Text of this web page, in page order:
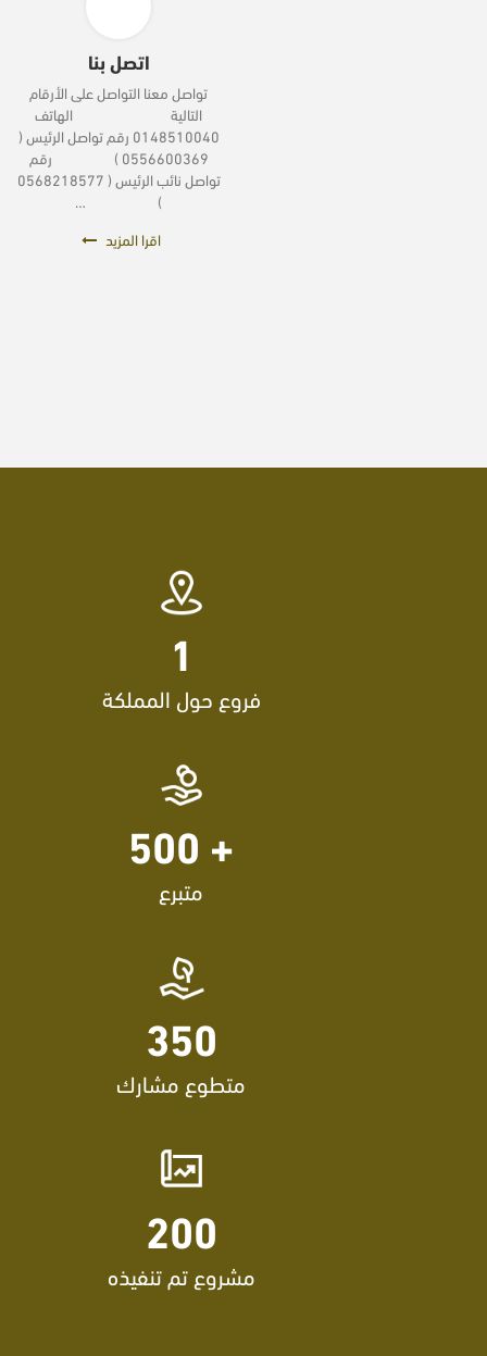
اتصل بنا
تواصل معنا التواصل على الأرقام
التالية الهاتف
0148510040 رقم تواصل الرئيس (
0556600369 ) رقم
تواصل نائب الرئيس ( 0568218577
) …
اقرا المزيد
1
فروع حول المملكة
+ 500
متبرع
350
متطوع مشارك
200
مشروع تم تنفيذه